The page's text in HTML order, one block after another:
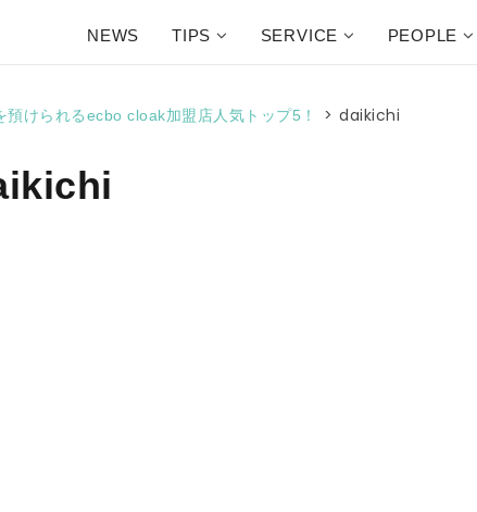
NEWS TIPS SERVICE PEOPLE
けられるecbo cloak加盟店人気トップ5！ > daikichi